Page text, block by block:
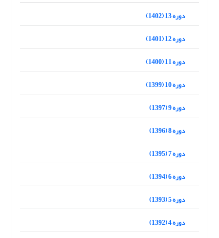
دوره 13 (1402)
دوره 12 (1401)
دوره 11 (1400)
دوره 10 (1399)
دوره 9 (1397)
دوره 8 (1396)
دوره 7 (1395)
دوره 6 (1394)
دوره 5 (1393)
دوره 4 (1392)